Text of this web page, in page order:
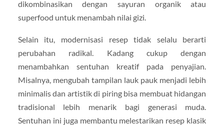
dikombinasikan dengan sayuran organik atau
superfood untuk menambah nilai gizi.
Selain itu, modernisasi resep tidak selalu berarti
perubahan radikal. Kadang cukup dengan
menambahkan sentuhan kreatif pada penyajian.
Misalnya, mengubah tampilan lauk pauk menjadi lebih
minimalis dan artistik di piring bisa membuat hidangan
tradisional lebih menarik bagi generasi muda.
Sentuhan ini juga membantu melestarikan resep klasik